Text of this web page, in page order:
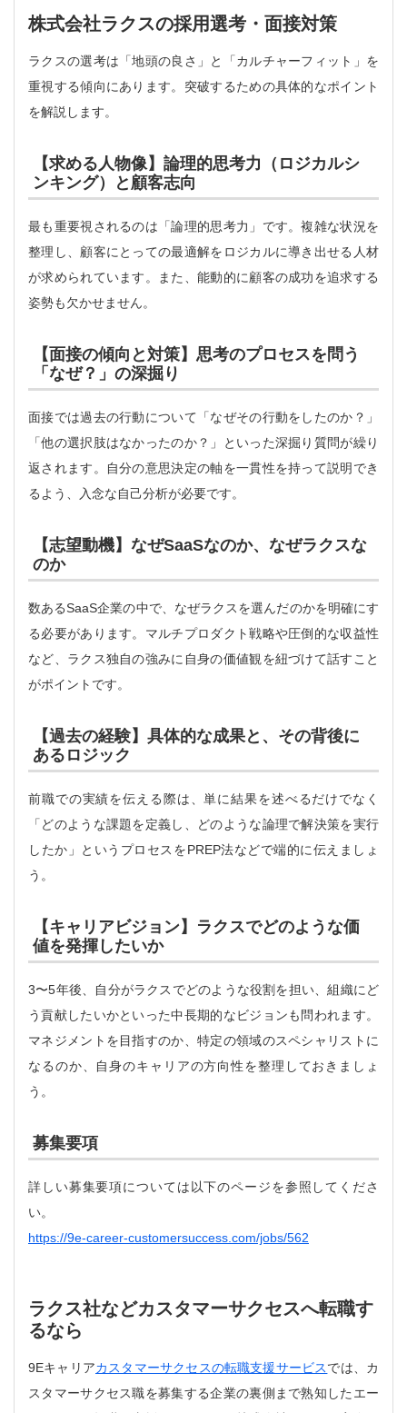
株式会社ラクスの採用選考・面接対策
ラクスの選考は「地頭の良さ」と「カルチャーフィット」を
重視する傾向にあります。突破するための具体的なポイント
を解説します。
【求める人物像】論理的思考力（ロジカルシ
ンキング）と顧客志向
最も重要視されるのは「論理的思考力」です。複雑な状況を
整理し、顧客にとっての最適解をロジカルに導き出せる人材
が求められています。また、能動的に顧客の成功を追求する
姿勢も欠かせません。
【面接の傾向と対策】思考のプロセスを問う
「なぜ？」の深掘り
面接では過去の行動について「なぜその行動をしたのか？」
「他の選択肢はなかったのか？」といった深掘り質問が繰り
返されます。自分の意思決定の軸を一貫性を持って説明でき
るよう、入念な自己分析が必要です。
【志望動機】なぜSaaSなのか、なぜラクスな
のか
数あるSaaS企業の中で、なぜラクスを選んだのかを明確にす
る必要があります。マルチプロダクト戦略や圧倒的な収益性
など、ラクス独自の強みに自身の価値観を紐づけて話すこと
がポイントです。
【過去の経験】具体的な成果と、その背後に
あるロジック
前職での実績を伝える際は、単に結果を述べるだけでなく
「どのような課題を定義し、どのような論理で解決策を実行
したか」というプロセスをPREP法などで端的に伝えましょ
う。
【キャリアビジョン】ラクスでどのような価
値を発揮したいか
3〜5年後、自分がラクスでどのような役割を担い、組織にど
う貢献したいかといった中長期的なビジョンも問われます。
マネジメントを目指すのか、特定の領域のスペシャリストに
なるのか、自身のキャリアの方向性を整理しておきましょ
う。
募集要項
詳しい募集要項については以下のページを参照してくださ
い。
https://9e-career-customersuccess.com/jobs/562
ラクス社などカスタマーサクセスへ転職す
るなら
9Eキャリアカスタマーサクセスの転職支援サービスでは、カ
スタマーサクセス職を募集する企業の裏側まで熟知したエー